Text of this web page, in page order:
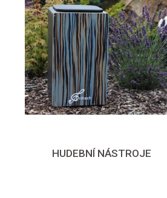
HUDEBNÍ NÁSTROJE